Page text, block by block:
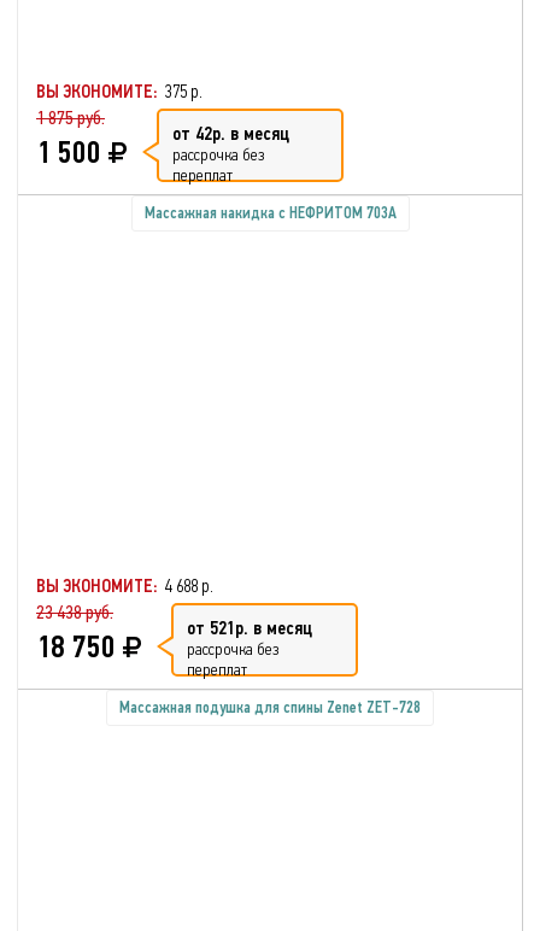
ВЫ ЭКОНОМИТЕ: 375 р.
1 875 руб.
1 500 от 42р. в месяц
рассрочка без
переплат
Массажная накидка с НЕФРИТОМ 703A
ВЫ ЭКОНОМИТЕ: 4 688 р.
23 438 руб.
18 750 от 521р. в месяц
рассрочка без
переплат
Массажная подушка для спины Zenet ZET-728